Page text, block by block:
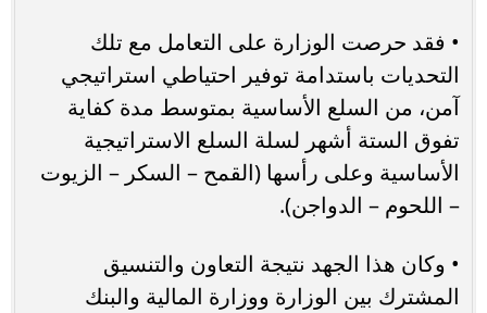
• فقد حرصت الوزارة على التعامل مع تلك
التحديات باستدامة توفير احتياطي استراتيجي
آمن، من السلع الأساسية بمتوسط مدة كفاية
تفوق الستة أشهر لسلة السلع الاستراتيجية
الأساسية وعلى رأسها (القمح – السكر – الزيوت
– اللحوم – الدواجن).
• وكان هذا الجهد نتيجة التعاون والتنسيق
المشترك بين الوزارة ووزارة المالية والبنك